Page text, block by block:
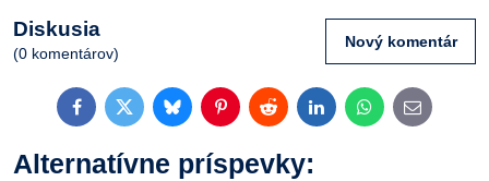
Diskusia
(0 komentárov)
Nový komentár
FacebookTwitterBlueskyPinterestRedditLinkedInWhatsApp
E-
mail
Alternatívne príspevky: